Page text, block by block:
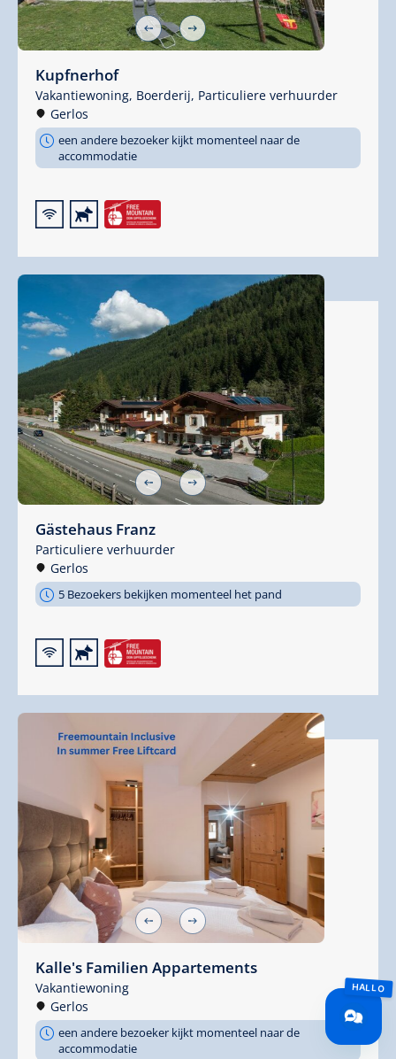
Kupfnerhof
Vakantiewoning, Boerderij, Particuliere verhuurder
Gerlos
een andere bezoeker kijkt momenteel naar de
accommodatie
🜉🔮
Gästehaus Franz
Particuliere verhuurder
Gerlos
5 Bezoekers bekijken momenteel het pand
🜉🔮
Kalle's Familien Appartements
Vakantiewoning
Gerlos
een andere bezoeker kijkt momenteel naar de
accommodatie